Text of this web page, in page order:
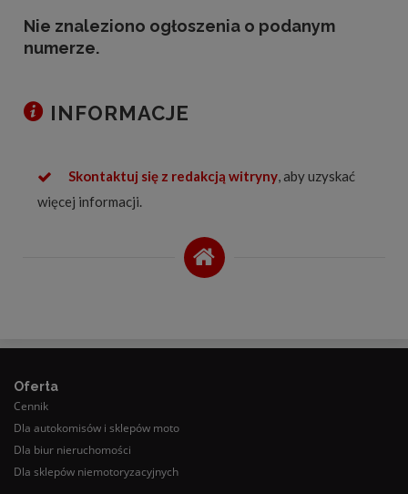
Nie znaleziono ogłoszenia o podanym
numerze.
INFORMACJE
Skontaktuj się z redakcją witryny, aby uzyskać
więcej informacji.
Oferta
Cennik
Dla autokomisów i sklepów moto
Dla biur nieruchomości
Dla sklepów niemotoryzacyjnych